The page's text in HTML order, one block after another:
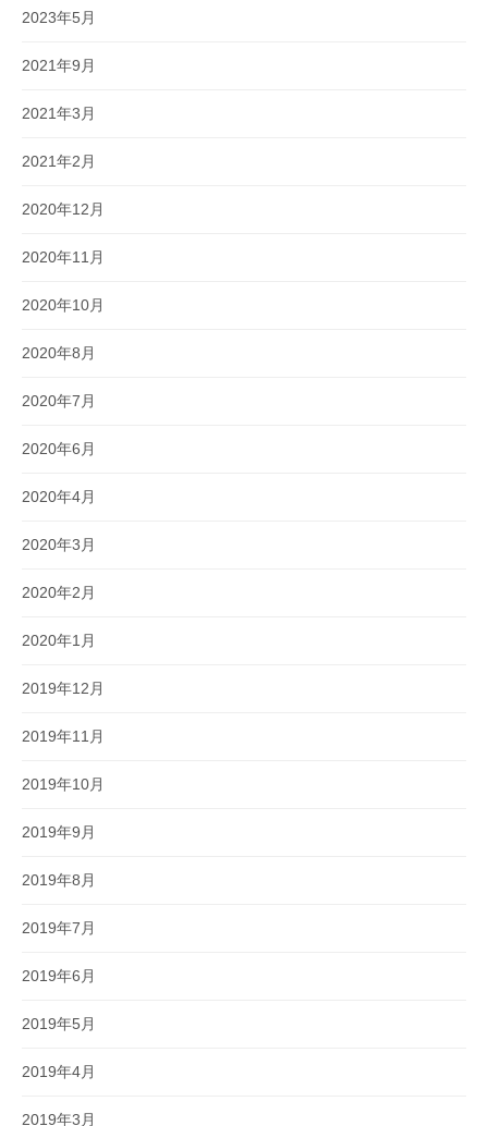
2023年5月
2021年9月
2021年3月
2021年2月
2020年12月
2020年11月
2020年10月
2020年8月
2020年7月
2020年6月
2020年4月
2020年3月
2020年2月
2020年1月
2019年12月
2019年11月
2019年10月
2019年9月
2019年8月
2019年7月
2019年6月
2019年5月
2019年4月
2019年3月